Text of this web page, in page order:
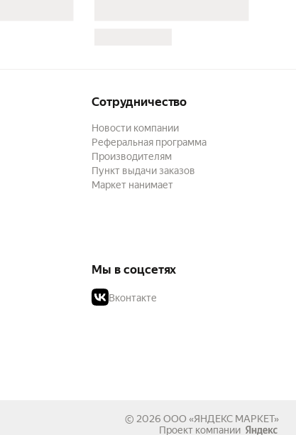
Сотрудничество
Новости компании
Реферальная программа
Производителям
Пункт выдачи заказов
Маркет нанимает
Мы в соцсетях
Вконтакте
© 2026 ООО «ЯНДЕКС МАРКЕТ»
Проект компании